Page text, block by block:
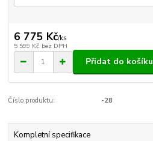
6 775 Kč/ks
5 599 Kč bez DPH
Přidat do košíku
Číslo produktu: -28
Kompletní specifikace